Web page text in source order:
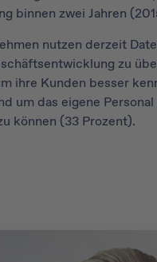
binnen zwei Jahren
nutzen derzeit
zu
ihre Kunden besser
um das eigene
können (33 Prozent).